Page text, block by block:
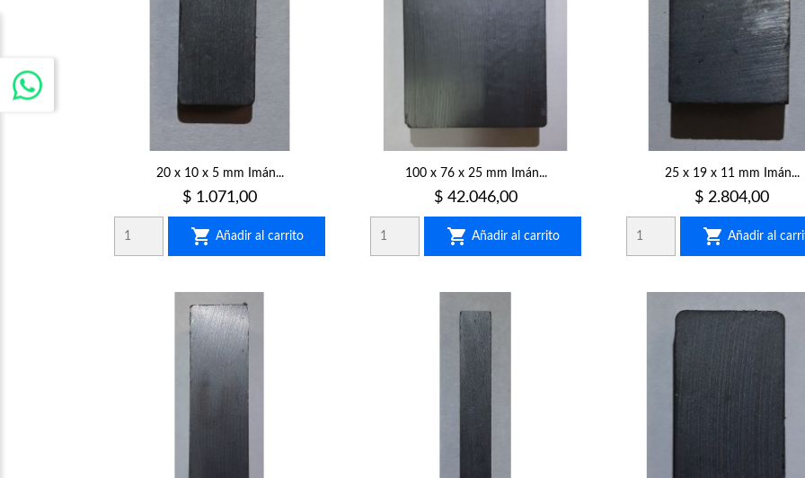
20 x 10 x 5 mm Imán...
Precio
$ 1.071,00
 Añadir al carrito
100 x 76 x 25 mm Imán...
Precio
$ 42.046,00
 Añadir al carrito
25 x 19 x 11 mm Imán...
Precio
$ 2.804,00
 Añadir al